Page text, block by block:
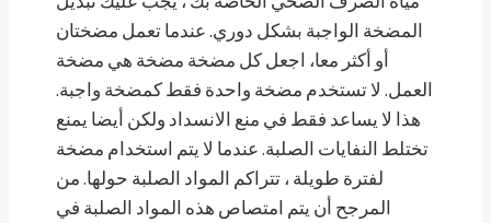
المضخة الواجبة بشكل دوري. عندما تعمل مضختان
أو أكثر معا، اجعل كل مضخة مضخة هي مضخة
العمل. لا تستخدم مضخة واحدة فقط كمضخة واجبة.
هذا لا يساعد فقط في منع الانسداد ولكن أيضا يمنع
تختلط النفايات الصلبة. عندما لا يتم استخدام مضخة
لفترة طويلة ، تتراكم المواد الصلبة حولها. من
المرجح أن يتم امتصاص هذه المواد الصلبة في